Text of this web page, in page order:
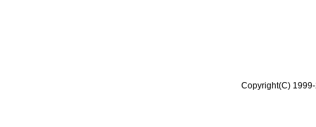
Copyright(C)